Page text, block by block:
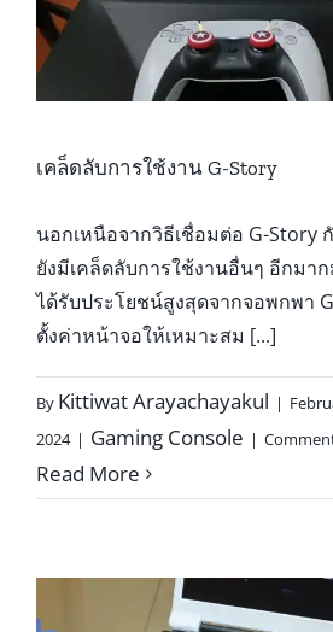
เคล็ดลับการใช้งาน G-Story
นอกเหนือจากวิธีเชื่อมต่อ G-Story
ยังมีเคล็ดลับการใช้งานอื่นๆ อีกมา
ได้รับประโยชน์สูงสุดจากจอพกพา
ตั้งค่าหน้าจอให้เหมาะสม [...]
By Kittiwat Arayachayakul |
2024 | Gaming Console |
Read More